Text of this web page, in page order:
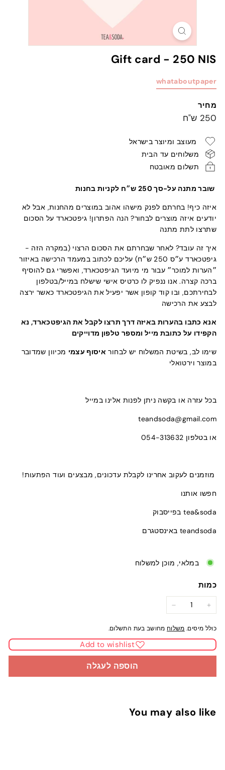
Gift card - 250 NIS
whataboutpaper
מחיר
מחיר
250 ש"ח
מעוצב ומיוצר בישראל
משלוחים עד הבית
תשלום מאובטח
שובר מתנה על-סך 250 ש״ח לקניות בחנות
איזה כיף! בחרתם לפנק מישהו אהוב במוצרים מהחנות, אבל לא
יודעים איזה מוצרים לבחור? הנה הפתרון! גיפטכארד על הסכום
שתרצו לתת מתנה
איך זה עובד? לאחר שבחרתם את הסכום הרצוי (במקרה הזה -
גיפטכארד ע״ס 250 ש״ח) עליכם לכתוב במעמד הרכישה באיזור
״הערות למוכר״ עבור מי מיועד הגיפטכארד, ואפשרי גם להוסיף
ברכה קצרה. אנו ננפיק לו כרטיס אישי שישלח במייל/בטלפון
לבחירתכם, ובו קוד קופון אשר יפעיל את הגיפטכארד כאשר ירצה
לבצע את הרכישה
אנא כתבו בהערות באיזה דרך תרצו לקבל את הגיפטכארד, נא
הקפידו על כתובת מייל ומספר טלפון מדוייקים
שימו לב, בשיטת המשלוח יש לבחור איסוף עצמי מכיוון שמדובר
במוצר וירטואלי
בכל עזרה או בקשה ניתן לפנות אלינו במייל
teandsoda@gmail.com
או בטלפון 054-313632
מוזמנים לעקוב אחרינו לקבלת עדכונים, מבצעים ועוד הפתעות!
חפשו אותנו
tea&soda בפייסבוק
teandsoda באינסטגרם
במלאי, מוכן למשלוח
כמות
כולל מיסים. משלוח מחושב בעת התשלום.
Add to wishlist
הוספה לעגלה
You may also like